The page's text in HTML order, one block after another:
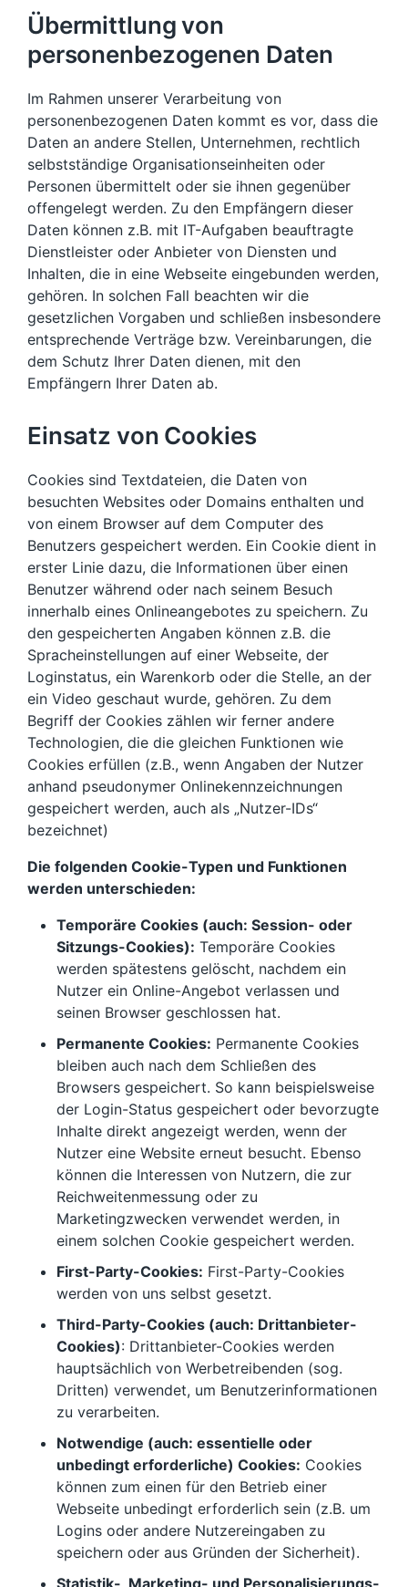
Übermittlung von
personenbezogenen Daten
Im Rahmen unserer Verarbeitung von
personenbezogenen Daten kommt es vor, dass die
Daten an andere Stellen, Unternehmen, rechtlich
selbstständige Organisationseinheiten oder
Personen übermittelt oder sie ihnen gegenüber
offengelegt werden. Zu den Empfängern dieser
Daten können z.B. mit IT-Aufgaben beauftragte
Dienstleister oder Anbieter von Diensten und
Inhalten, die in eine Webseite eingebunden werden,
gehören. In solchen Fall beachten wir die
gesetzlichen Vorgaben und schließen insbesondere
entsprechende Verträge bzw. Vereinbarungen, die
dem Schutz Ihrer Daten dienen, mit den
Empfängern Ihrer Daten ab.
Einsatz von Cookies
Cookies sind Textdateien, die Daten von
besuchten Websites oder Domains enthalten und
von einem Browser auf dem Computer des
Benutzers gespeichert werden. Ein Cookie dient in
erster Linie dazu, die Informationen über einen
Benutzer während oder nach seinem Besuch
innerhalb eines Onlineangebotes zu speichern. Zu
den gespeicherten Angaben können z.B. die
Spracheinstellungen auf einer Webseite, der
Loginstatus, ein Warenkorb oder die Stelle, an der
ein Video geschaut wurde, gehören. Zu dem
Begriff der Cookies zählen wir ferner andere
Technologien, die die gleichen Funktionen wie
Cookies erfüllen (z.B., wenn Angaben der Nutzer
anhand pseudonymer Onlinekennzeichnungen
gespeichert werden, auch als „Nutzer-IDs“
bezeichnet)
Die folgenden Cookie-Typen und Funktionen
werden unterschieden:
Temporäre Cookies (auch: Session- oder
Sitzungs-Cookies): Temporäre Cookies
werden spätestens gelöscht, nachdem ein
Nutzer ein Online-Angebot verlassen und
seinen Browser geschlossen hat.
Permanente Cookies: Permanente Cookies
bleiben auch nach dem Schließen des
Browsers gespeichert. So kann beispielsweise
der Login-Status gespeichert oder bevorzugte
Inhalte direkt angezeigt werden, wenn der
Nutzer eine Website erneut besucht. Ebenso
können die Interessen von Nutzern, die zur
Reichweitenmessung oder zu
Marketingzwecken verwendet werden, in
einem solchen Cookie gespeichert werden.
First-Party-Cookies: First-Party-Cookies
werden von uns selbst gesetzt.
Third-Party-Cookies (auch: Drittanbieter-
Cookies): Drittanbieter-Cookies werden
hauptsächlich von Werbetreibenden (sog.
Dritten) verwendet, um Benutzerinformationen
zu verarbeiten.
Notwendige (auch: essentielle oder
unbedingt erforderliche) Cookies: Cookies
können zum einen für den Betrieb einer
Webseite unbedingt erforderlich sein (z.B. um
Logins oder andere Nutzereingaben zu
speichern oder aus Gründen der Sicherheit).
Statistik-, Marketing- und Personalisierungs-